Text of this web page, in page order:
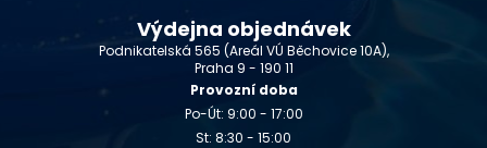
Výdejna objednávek
Podnikatelská 565 (Areál VÚ Běchovice 10A),
Praha 9 - 190 11
Provozní doba
Po-Út: 9:00 - 17:00
St: 8:30 - 15:00